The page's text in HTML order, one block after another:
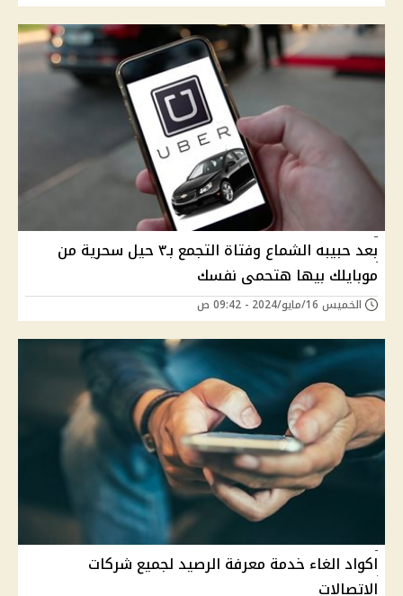
بعد حبيبه الشماع وفتاة التجمع بـ٣ حيل سحرية من
موبايلك بيها هتحمى نفسك
الخميس 16/مايو/2024 - 09:42 ص
اكواد الغاء خدمة معرفة الرصيد لجميع شركات
الاتصالات